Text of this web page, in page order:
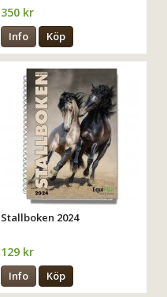
350 kr
Info Köp
Stallboken 2024
129 kr
Info Köp